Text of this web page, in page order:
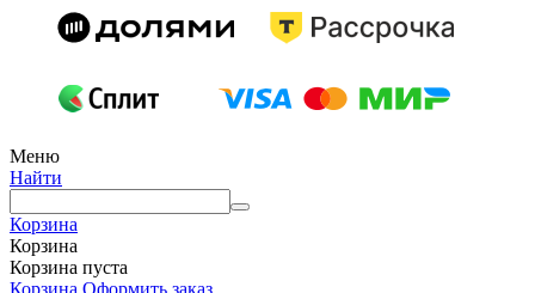
Меню
Найти
Корзина
Корзина
Корзина пуста
Корзина Оформить заказ